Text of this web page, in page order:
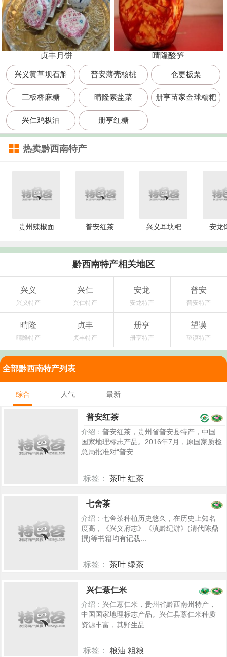
贞丰月饼 晴隆酸笋
兴义黄草坝石斛 普安薄壳核桃 仓更板栗
三板桥麻糖 晴隆素盐菜 册亨苗家金球糯粑
兴仁鸡枞油 册亨红糖
热卖黔西南特产
贵州辣椒面 普安红茶 兴义耳块粑 安龙
黔西南特产相关地区
兴义
兴义特产
兴仁
兴仁特产
安龙
安龙特产
普安
普安特产
晴隆
晴隆特产
贞丰
贞丰特产
册亨
册亨特产
望谟
望谟特产
全部黔西南特产列表
综合 人气 最新
普安红茶
介绍： 普安红茶，贵州省普安县特产，中国
国家地理标志产品。2016年7月，原国家质检
总局批准对“普安...
标签： 茶叶 红茶
七舍茶
介绍： 七舍茶种植历史悠久，在历史上知名
度高，《兴义府志》《滇黔纪游》(清代陈鼎
撰)等书籍均有记载...
标签： 茶叶 绿茶
兴仁薏仁米
介绍： 兴仁薏仁米，贵州省黔西南州特产，
中国国家地理标志产品。兴仁县薏仁米种质
资源丰富，其野生品...
标签： 粮油 粗粮